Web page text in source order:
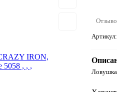
Артикул:
Ловушка